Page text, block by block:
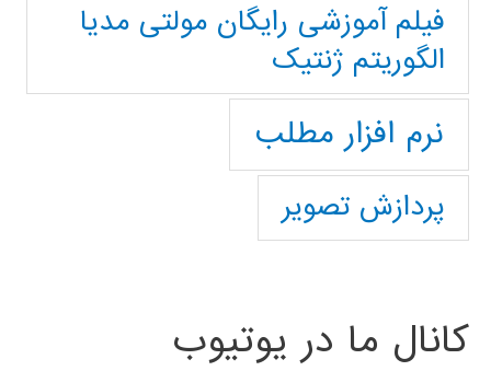
فیلم آموزشی رایگان مولتی مدیا
الگوریتم ژنتیک
نرم افزار مطلب
پردازش تصویر
کانال ما در یوتیوب